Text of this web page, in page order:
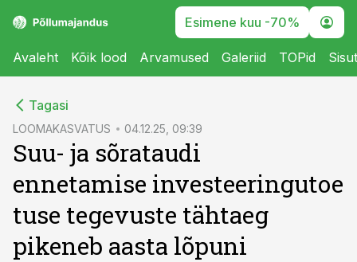
Esimene kuu -70%
Avaleht Kõik lood Arvamused Galeriid TOPid
Tagasi
LOOMAKASVATUS 04.12.25, 09:39
Suu- ja sõrataudi
ennetamise investeeringutoe
tuse tegevuste tähtaeg
pikeneb aasta lõpuni